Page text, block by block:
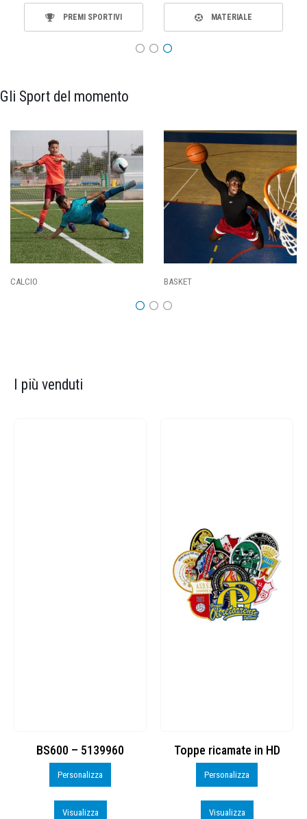
PREMI SPORTIVI MATERIALE
Gli Sport del momento
CALCIO BASKET
I più venduti
Toppe ricamate in HD
Personalizza
Visualizza
KIT CAMP 100 2026_perso
Personalizza
Visualizza